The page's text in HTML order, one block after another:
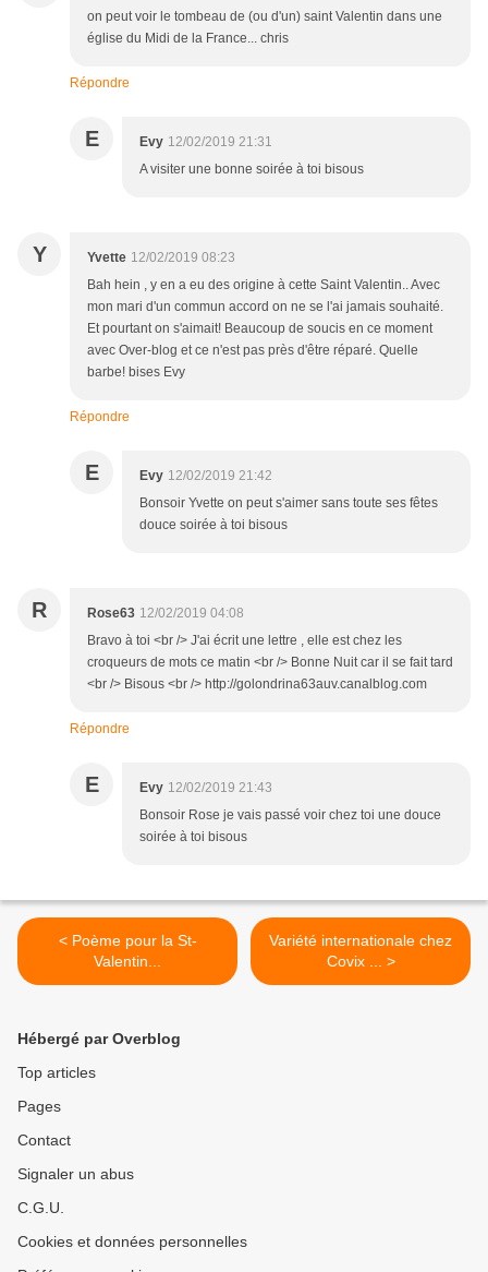
on peut voir le tombeau de (ou d'un) saint Valentin dans une
église du Midi de la France... chris
Répondre
E Evy 12/02/2019 21:31
A visiter une bonne soirée à toi bisous
Y Yvette 12/02/2019 08:23
Bah hein , y en a eu des origine à cette Saint Valentin.. Avec
mon mari d'un commun accord on ne se l'ai jamais souhaité.
Et pourtant on s'aimait! Beaucoup de soucis en ce moment
avec Over-blog et ce n'est pas près d'être réparé. Quelle
barbe! bises Evy
Répondre
E Evy 12/02/2019 21:42
Bonsoir Yvette on peut s'aimer sans toute ses fêtes
douce soirée à toi bisous
R Rose63 12/02/2019 04:08
Bravo à toi <br /> J'ai écrit une lettre , elle est chez les
croqueurs de mots ce matin <br /> Bonne Nuit car il se fait tard
<br /> Bisous <br /> http://golondrina63auv.canalblog.com
Répondre
E Evy 12/02/2019 21:43
Bonsoir Rose je vais passé voir chez toi une douce
soirée à toi bisous
< Poème pour la St-
Valentin...
Variété internationale chez
Covix ... >
Hébergé par Overblog
Top articles
Pages
Contact
Signaler un abus
C.G.U.
Cookies et données personnelles